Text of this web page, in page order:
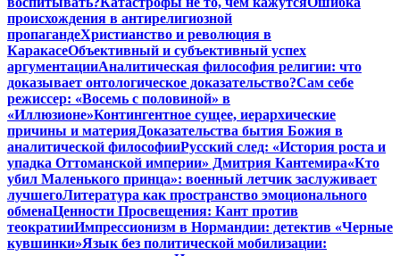
происхождения в антирелигиозной
пропагандеХристианство и революция в
КаракасеОбъективный и субъективный успех
аргументацииАналитическая философия религии: что
доказывает онтологическое доказательство?Сам себе
режиссер: «Восемь с половиной» в
«Иллюзионе»Контингентное сущее, иерархические
причины и материяДоказательства бытия Божия в
аналитической философииРусский след: «История роста и
упадка Оттоманской империи» Дмитрия Кантемира«Кто
убил Маленького принца»: военный летчик заслуживает
лучшегоЛитература как пространство эмоционального
обменаЦенности Просвещения: Кант против
теократииИмпрессионизм в Нормандии: детектив «Черные
кувшинки»Язык без политической мобилизации: